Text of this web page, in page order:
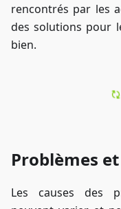
rencontrés par les
des solutions pour
bien.
Problèmes
Les causes des